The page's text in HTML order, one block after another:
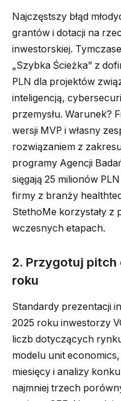
Najczęstszy błąd
grantów i dotacji na
inwestorskiej.
„Szybka Ścieżka” z
PLN dla projektów
inteligencją,
przemysłu. Warunek?
wersji MVP i własny
rozwiązaniem z
programy Agencji
sięgają 25 milionów
firmy z branży
StethoMe korzystały z
wczesnych etapach.
2. Przygotuj pitch
roku
Standardy prezentacji
2025 roku inwestorzy
liczb dotyczących
modelu unit
miesięcy i analizy
najmniej trzech